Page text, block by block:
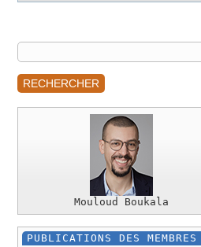
Mouloud Boukala
PUBLICATIONS DES MEMBRES